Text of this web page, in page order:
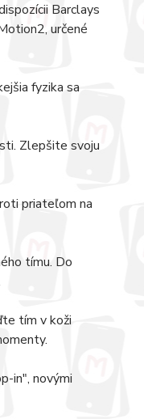
Barclays
určené
fyzika sa
Zlepšite svoju
priateľom na
tímu. Do
tím v koži
in", novými